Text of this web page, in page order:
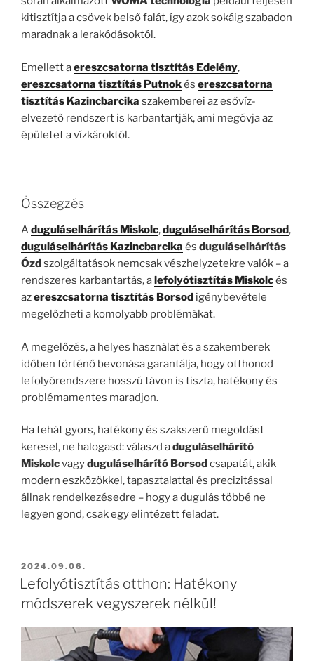
kitisztítja a csövek belső falát, így azok sokáig szabadon
maradnak a lerakódásoktól.
Emellett aereszcsatorna tisztítás Edelény,
ereszcsatorna tisztítás Putnokés ereszcsatorna
tisztítás Kazincbarcika szakemberei az esővíz-
elvezető rendszert is karbantartják, ami megóvja az
épületet a vízkároktól.
Összegzés
Aduguláselhárítás Miskolc,duguláselhárítás Borsod,
duguláselhárítás Kazincbarcika és duguláselhárítás
Ózdszolgáltatások nemcsak vészhelyzetekre valók – a
rendszeres karbantartás, alefolyótisztítás Miskolcés
azereszcsatorna tisztítás Borsod igénybevétele
megelőzheti a komolyabb problémákat.
A megelőzés, a helyes használat és a szakemberek
időben történő bevonása garantálja, hogy otthonod
lefolyórendszere hosszú távon is tiszta, hatékony és
problémamentes maradjon.
Ha tehát gyors, hatékony és szakszerű megoldást
keresel, ne halogasd: válaszd aduguláselhárító
Miskolcvagyduguláselhárító Borsodcsapatát, akik
modern eszközökkel, tapasztalattal és precizitással
állnak rendelkezésedre – hogy a dugulás többé ne
legyen gond, csak egy elintézett feladat.
BEKÜLDVE:
2024.09.06.
Lefolyótisztítás otthon: Hatékony
módszerek vegyszerek nélkül!